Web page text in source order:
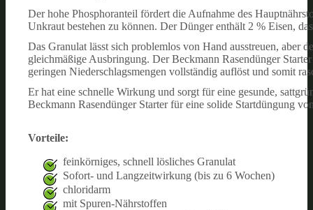
Der hohe Phosphoranteil fördert die Aufnahme des
Unkraut bestehen zu können. Der Dünger enthält 2 % Eisen,
Das Granulat lässt sich problemlos von Hand ausstreuen, aber
gleichmäßige Ausbringung. Der Beckmann Rasendünger
geringen Niederschlagsmengen vollständig auflöst und somit
Er hat eine schnelle Wirkung und sorgt für eine gesunde,
Beckmann Rasendünger Starter für eine solide Startdüngung
Vorteile:
feinkörniges, schnell lösliches Granulat
Sofort- und Langzeitwirkung (bis zu 6 Wochen)
chloridarm
mit Spuren-Nährstoffen